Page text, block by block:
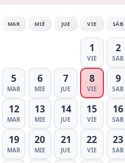
MAR MIÉ JUE VIE SÁB
1
VIE
2
SAB
5
MAR
6
MIE
7
JUE
8
VIE
9
SAB
12
MAR
13
MIE
14
JUE
15
VIE
16
SAB
19
MAR
20
MIE
21
JUE
22
VIE
23
SAB